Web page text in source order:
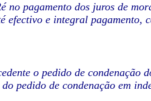
no pagamento dos juros de
efectivo e integral
o pedido de condenação
pedido de condenação em